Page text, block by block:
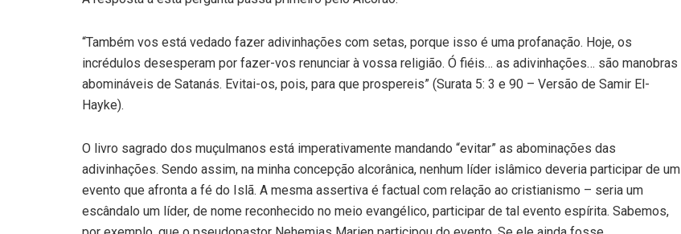
“Também vos está vedado fazer adivinhações com setas, porque isso é uma profanação. Hoje, os
incrédulos desesperam por fazer-vos renunciar à vossa religião. Ó fiéis… as adivinhações… são manobras
abomináveis de Satanás. Evitai-os, pois, para que prospereis” (Surata 5: 3 e 90 – Versão de Samir El-
Hayke).
O livro sagrado dos muçulmanos está imperativamente mandando “evitar” as abominações das
adivinhações. Sendo assim, na minha concepção alcorânica, nenhum líder islâmico deveria participar de um
evento que afronta a fé do Islã. A mesma assertiva é factual com relação ao cristianismo – seria um
escândalo um líder, de nome reconhecido no meio evangélico, participar de tal evento espírita. Sabemos,